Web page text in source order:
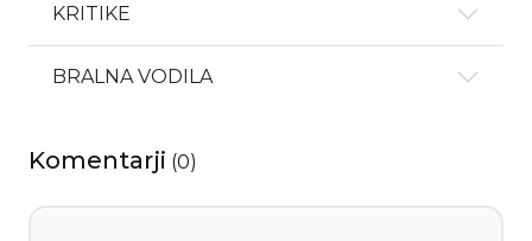
KRITIKE
BRALNA VODILA
Komentarji (0)